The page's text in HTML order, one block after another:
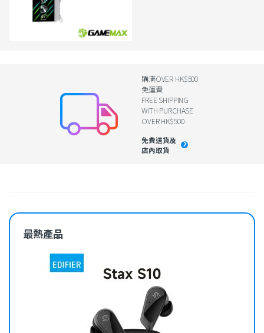
購滿OVER HK$500
免運費
FREE SHIPPING
WITH PURCHASE
OVER HK$500
免費送貨及
店內取貨
最熱產品